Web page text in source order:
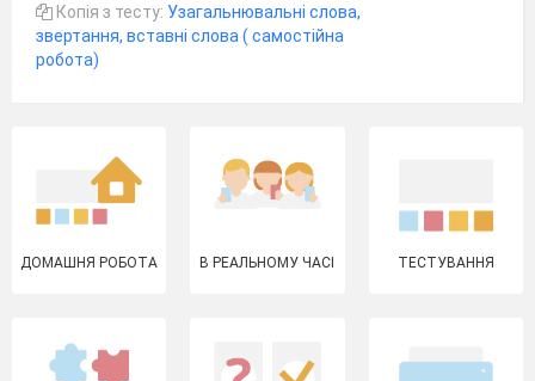
Копія з тесту: Узагальнювальні слова,
звертання, вставні слова ( самостійна
робота)
ДОМАШНЯ РОБОТА В РЕАЛЬНОМУ ЧАСІ ТЕСТУВАННЯ